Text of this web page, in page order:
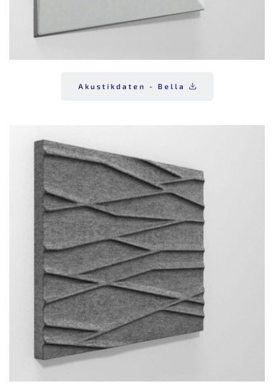
Akustikdaten - Bella